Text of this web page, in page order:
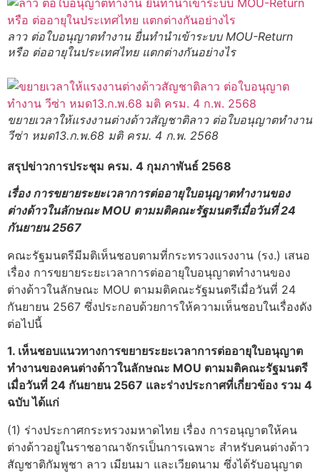
ลาว ต่อใบอนุญาตทำงาน ยื่นทำนำเข้าระบบ MOU-Return
หรือ ต่ออายุในประเทศไทย แตกต่างกันอย่างไร
ขยายเวลาให้แรงงานต่างด้าวสัญชาติลาว ต่อใบอนุญาตทำงาน
วีซ่า หมด13.ก.พ.68 มติ ครม. 4 ก.พ. 2568
สรุปข่าวการประชุม ครม. 4 กุมภาพันธ์ 2568
เรื่อง การขยายระยะเวลาการต่ออายุใบอนุญาตทำงานของ
ต่างด้าวในลักษณะ MOU ตามมติคณะรัฐมนตรีเมื่อวันที่ 24
กันยายน 2567
คณะรัฐมนตรีมีมติเห็นชอบตามที่กระทรวงแรงงาน (รง.) เสนอ
เรื่อง การขยายระยะเวลาการต่ออายุใบอนุญาตทำงานของ
ต่างด้าวในลักษณะ MOU ตามมติคณะรัฐมนตรีเมื่อวันที่ 24
กันยายน 2567 ซึ่งประกอบด้วยการให้ความเห็นชอบในเรื่องดัง
ต่อไปนี้
1. เห็นชอบแนวทางการขยายระยะเวลาการต่ออายุใบอนุญาต
ทำงานของคนต่างด้าวในลักษณะ MOU ตามมติคณะรัฐมนตรี
เมื่อวันที่ 24 กันยายน 2567 และร่างประกาศที่เกี่ยวข้อง รวม 4
ฉบับ ได้แก่
(1) ร่างประกาศกระทรวงมหาดไทย เรื่อง การอนุญาตให้คน
ต่างด้าวอยู่ในราชอาณาจักรเป็นการเฉพาะ สำหรับคนต่างด้าว
สัญชาติกัมพูชา ลาว เมียนมา และเวียดนาม ซึ่งได้รับอนุญาต